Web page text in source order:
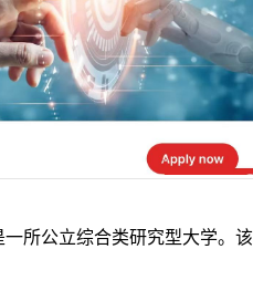
所公立综合类研究型大学。